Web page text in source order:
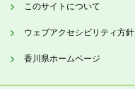
このサイトについて
ウェブアクセシビリティ方針
香川県ホームページ